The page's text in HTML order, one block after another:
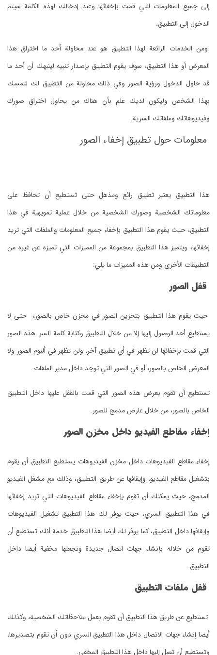
إلى جميع المعلومات التي قمت بإخفائها وعند إدخالك لهذه الكلمة سيتم
الدخول إلى التطبيق.
ومن الخدمات الرائعة لهذا التطبيق هو عند محاولة أحد ما اختراق هذا
المعرض أو هذا التطبيق، سوف يقوم التطبيق بإصدار تنبيه لينبهك أن أحد ما
قد حاول الدخول ورؤية الصور وفي ذلك محاولة من التطبيق لك لتمسك
بهذا الشخص وليكون لديك علم بأن هناك من يحاول اختراق صورك
وفيديوهاتك وملفاتك السرية.
معلومات حول تطبيق إخفاء الصور
هذا التطبيق يعتبر تطبيق رائع ومذهل حتى تستطيع أن تحافظ على
معلوماتك الشخصية وصورك الشخصية من خلال عملية تمويهية في هذا
التطبيق، حيث يقوم هذا التطبيق بإخفاء جميع المعلومات والملفات التي تريد
إخفائها، ويتميز هذا التطبيق بمجموعة من المميزات التي تميزه عن غيره من
التطبيقات الأخرى ومن هذه المميزات ما يلي:
قفل الصور
حيث يقوم هذا التطبيق بتخزين الصور في مخزن خاص بالصور، حتى لا
يستطيع أحد الوصول إليها إلا من خلال التطبيق وكتابة كلمة السر. هذه الصور
التي قمت بإخفائها لن تظهر في أي تطبيق آخر، ولن تظهر في ألبوم الصور ولا
المعرض الخاص بالصور، أو في الصور التي توجد داخل مدير الملفات.
تستطيع أن تقوم بعرض هذه الصور التي قمت بالقفل عليها داخل التطبيق
الخاص بالصور، من خلال عارض مدمج للصور.
إخفاء مقاطع الفيديو داخل مخزن الصور
إخفاء مقاطع الفيديوهات داخل مخزن الفيديوهات يستطيع التطبيق أن يقوم
بتشغيل مقاطع الفيديو، وإيقافها عن طريق التطبيق، وذلك مع مشغل الفيديو
المدمج، حيث يمكنك أن تقوم بإخفاء مقاطع الفيديوهات التي تريد إخفائها
في هذا التطبيق السري، حيث يوفر لك هذا التطبيق تشغيل الفيديوهات
وإيقافها داخل التطبيق، كما يوفر لك أيضا هذا التطبيق خدمة أنك تستطيع أن
تقوم من خلاله بإنشاء جهات اتصال جديدة وتجعلها مخفية أيضا داخل
التطبيق.
قفل ملفات التطبيق
تستطيع عن طريق هذا التطبيق أن تقوم بعمل ملاحظاتك الشخصية، وكذلك
أيضا إنشاء جهات الاتصال داخل هذا التطبيق السري دون أن تقوم بتصديرها،
وتستطيع أن تصل إليها داخل هذا التطبيق المخفي.